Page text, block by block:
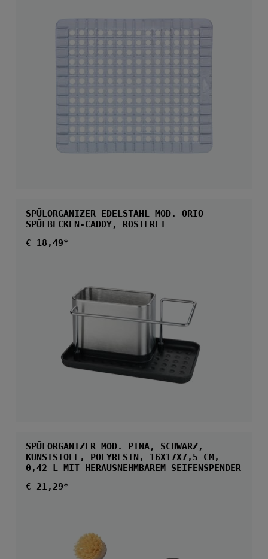
SPÜLORGANIZER EDELSTAHL MOD. ORIO
SPÜLBECKEN-CADDY, ROSTFREI
Regulärer Preis:
€ 18,49*
SPÜLORGANIZER MOD. PINA, SCHWARZ,
KUNSTSTOFF, POLYRESIN, 16X17X7,5 CM,
0,42 L MIT HERAUSNEHMBAREM SEIFENSPENDER
Regulärer Preis:
€ 21,29*